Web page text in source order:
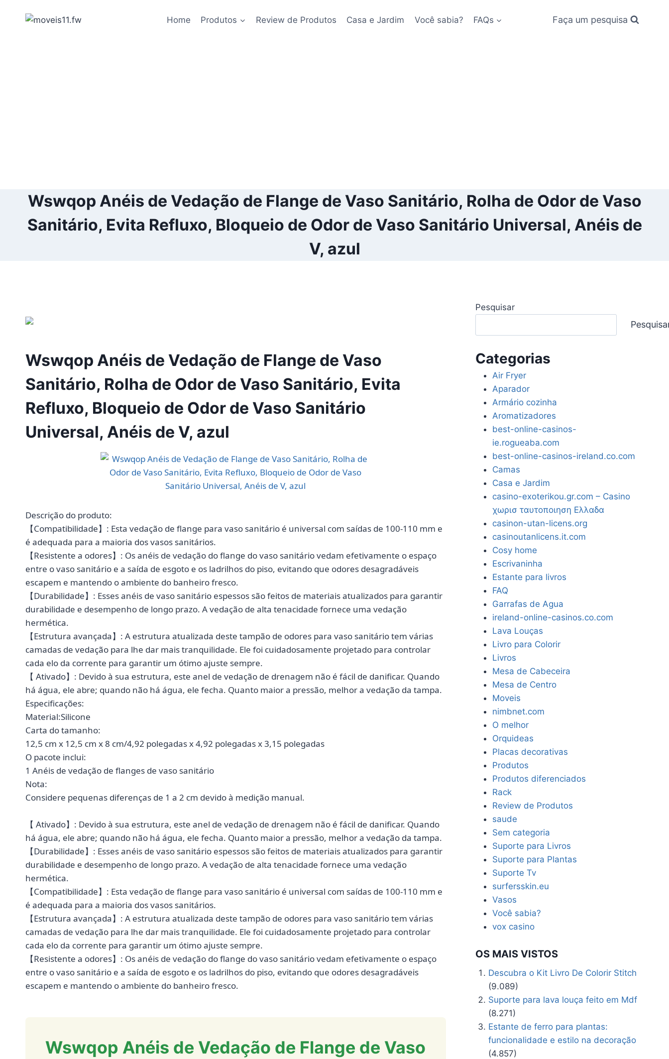
Home Produtos Review de Produtos Casa e Jardim Você sabia? FAQs Faça um pesquisa
Wswqop Anéis de Vedação de Flange de Vaso Sanitário, Rolha de Odor de Vaso
Sanitário, Evita Refluxo, Bloqueio de Odor de Vaso Sanitário Universal, Anéis de
V, azul
Wswqop Anéis de Vedação de Flange de Vaso
Sanitário, Rolha de Odor de Vaso Sanitário, Evita
Refluxo, Bloqueio de Odor de Vaso Sanitário
Universal, Anéis de V, azul
Descrição do produto:
【Compatibilidade】: Esta vedação de flange para vaso sanitário é universal com saídas de 100-110 mm e
é adequada para a maioria dos vasos sanitários.
【Resistente a odores】: Os anéis de vedação do flange do vaso sanitário vedam efetivamente o espaço
entre o vaso sanitário e a saída de esgoto e os ladrilhos do piso, evitando que odores desagradáveis
escapem e mantendo o ambiente do banheiro fresco.
【Durabilidade】: Esses anéis de vaso sanitário espessos são feitos de materiais atualizados para garantir
durabilidade e desempenho de longo prazo. A vedação de alta tenacidade fornece uma vedação
hermética.
【Estrutura avançada】: A estrutura atualizada deste tampão de odores para vaso sanitário tem várias
camadas de vedação para lhe dar mais tranquilidade. Ele foi cuidadosamente projetado para controlar
cada elo da corrente para garantir um ótimo ajuste sempre.
【 Ativado】: Devido à sua estrutura, este anel de vedação de drenagem não é fácil de danificar. Quando
há água, ele abre; quando não há água, ele fecha. Quanto maior a pressão, melhor a vedação da tampa.
Especificações:
Material:Silicone
Carta do tamanho:
12,5 cm x 12,5 cm x 8 cm/4,92 polegadas x 4,92 polegadas x 3,15 polegadas
O pacote inclui:
1 Anéis de vedação de flanges de vaso sanitário
Nota:
Considere pequenas diferenças de 1 a 2 cm devido à medição manual.
【 Ativado】: Devido à sua estrutura, este anel de vedação de drenagem não é fácil de danificar. Quando
há água, ele abre; quando não há água, ele fecha. Quanto maior a pressão, melhor a vedação da tampa.
【Durabilidade】: Esses anéis de vaso sanitário espessos são feitos de materiais atualizados para garantir
durabilidade e desempenho de longo prazo. A vedação de alta tenacidade fornece uma vedação
hermética.
【Compatibilidade】: Esta vedação de flange para vaso sanitário é universal com saídas de 100-110 mm e
é adequada para a maioria dos vasos sanitários.
【Estrutura avançada】: A estrutura atualizada deste tampão de odores para vaso sanitário tem várias
camadas de vedação para lhe dar mais tranquilidade. Ele foi cuidadosamente projetado para controlar
cada elo da corrente para garantir um ótimo ajuste sempre.
【Resistente a odores】: Os anéis de vedação do flange do vaso sanitário vedam efetivamente o espaço
entre o vaso sanitário e a saída de esgoto e os ladrilhos do piso, evitando que odores desagradáveis
escapem e mantendo o ambiente do banheiro fresco.
Wswqop Anéis de Vedação de Flange de Vaso
Pesquisar
Categorias
Air Fryer
Aparador
Armário cozinha
Aromatizadores
best-online-casinos-
ie.rogueaba.com
best-online-casinos-ireland.co.com
Camas
Casa e Jardim
casino-exoterikou.gr.com – Casino
χωρισ ταυτοποιηση Ελλαδα
casinon-utan-licens.org
casinoutanlicens.it.com
Cosy home
Escrivaninha
Estante para livros
FAQ
Garrafas de Agua
ireland-online-casinos.co.com
Lava Louças
Livro para Colorir
Livros
Mesa de Cabeceira
Mesa de Centro
Moveis
nimbnet.com
O melhor
Orquideas
Placas decorativas
Produtos
Produtos diferenciados
Rack
Review de Produtos
saude
Sem categoria
Suporte para Livros
Suporte para Plantas
Suporte Tv
surfersskin.eu
Vasos
Você sabia?
vox casino
OS MAIS VISTOS
Descubra o Kit Livro De Colorir Stitch
(9.089)
Suporte para lava louça feito em Mdf
(8.271)
Estante de ferro para plantas:
funcionalidade e estilo na decoração
(4.857)